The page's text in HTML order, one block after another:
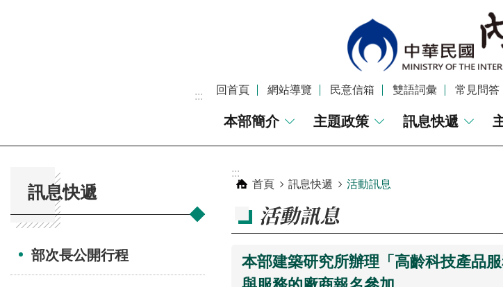
:::
回首頁 網站導覽 民意信箱 雙語詞彙 常見問答
本部簡介 主題政策 訊息快遞
訊息快遞
部次長公開行程
:::
首頁
訊息快遞 活動訊息
活動訊息
本部建築研究所辦理「高齡科技產品